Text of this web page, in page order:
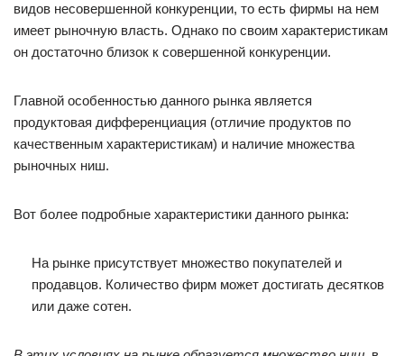
видов несовершенной конкуренции, то есть фирмы на нем
имеет рыночную власть. Однако по своим характеристикам
он достаточно близок к совершенной конкуренции.
Главной особенностью данного рынка является
продуктовая дифференциация (отличие продуктов по
качественным характеристикам) и наличие множества
рыночных ниш.
Вот более подробные характеристики данного рынка:
На рынке присутствует множество покупателей и
продавцов. Количество фирм может достигать десятков
или даже сотен.